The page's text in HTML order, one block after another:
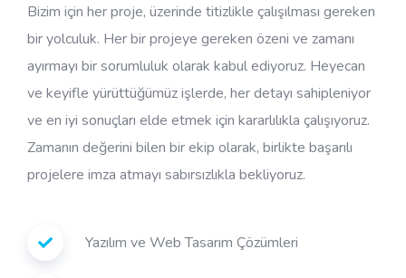
Bizim için her proje, üzerinde titizlikle çalışılması gereken
bir yolculuk. Her bir projeye gereken özeni ve zamanı
ayırmayı bir sorumluluk olarak kabul ediyoruz. Heyecan
ve keyifle yürüttüğümüz işlerde, her detayı sahipleniyor
ve en iyi sonuçları elde etmek için kararlılıkla çalışıyoruz.
Zamanın değerini bilen bir ekip olarak, birlikte başarılı
projelere imza atmayı sabırsızlıkla bekliyoruz.
Yazılım ve Web Tasarım Çözümleri